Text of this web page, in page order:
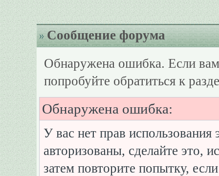
Сообщение форума
Обнаружена ошибка. Если
попробуйте обратиться к
Обнаружена ошибка:
У вас нет прав
авторизованы, сделайте это,
затем повторите попытку,